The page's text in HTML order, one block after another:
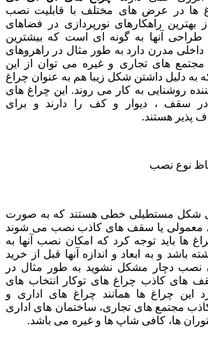
ها در عرض های مختلف با قابلیت نصب
بهترین راهکارهای نورپردازی در فضاهای
طراحی آنها به گونه ای است که بیشترین
داخلی مدرن دارد به طور مثال در راهروهای
مجتمع های تجاری و غیره می توان از این
به دلیل داشتن شکل زیبا هم به عنوان چراغ
روشنایی به کار می روند. این چراغ های
سقف ، دیوار و کف را دارند و برای
پذیر هستند.
نوع نصب
شکل مستطیلی خطی هستند که به صورت
معمولی یا سقف های کاذب نصب می شوند
ها باید توجه کرد که امکان نصب آنها به
باشد و به ابعاد و اندازه آنها قبل از خرید
نصب دچار مشکل نشوید به طور مثال در
های کاذب چراغ های توکار انتخاب های
این چراغ ها همانند چراغ های اداری و
مجتمع های تجاری، ساختمان های اداری
ها، کافی شاپ ها و غیره می باشد.